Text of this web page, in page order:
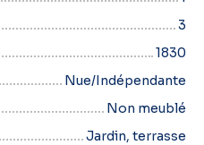
3
1830
Nue/Indépendante
Non meublé
Jardin, terrasse